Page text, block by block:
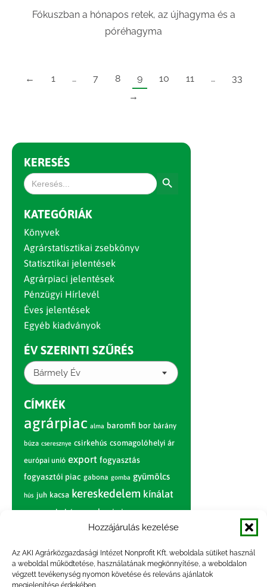
Hozzájárulás kezelése
Az AKI Agrárközgazdasági Intézet Nonprofit Kft. weboldala sütiket használ
a weboldal működtetése, használatának megkönnyítése, a weboldalon
végzett tevékenység nyomon követése és releváns ajánlatok
megjelenítése érdekében.
Fókuszban a hónapos retek, az újhagyma és a
póréhagyma
← 1 … 7 8 9 10 11 …
33
→
KERESÉS
Search
for:
KATEGÓRIÁK
Könyvek
Agrárstatisztikai zsebkönyv
Statisztikai jelentések
Agrárpiaci jelentések
Pénzügyi Hírlevél
Éves jelentések
Egyéb kiadványok
ÉV SZERINTI SZŰRÉS
Bármely Év
CÍMKÉK
agrárpiac alma baromfi bor bárány
búza cseresznye csirkehús csomagolóhelyi ár
európai unió export fogyasztás
fogyasztói piac gabona gomba gyümölcs
hús juh kacsa kereskedelem kínálat
marhahús nagybani piac
nemzetközi árinformációk
paradicsom piac piaci jelentés
pulyka pulykahús sertés sertéshús
termelői